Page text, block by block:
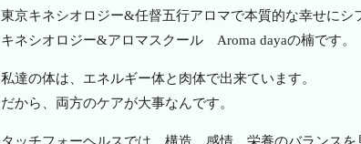
東京キネシオロジー&任督五行アロマで本質的な幸せにシ
キネシオロジー&アロマスクール Aroma dayaの楠です。
私達の体は、エネルギー体と肉体で出来ています。
だから、両方のケアが大事なんです。
タッチフォーヘルスでは、構造、感情、栄養のバランスを